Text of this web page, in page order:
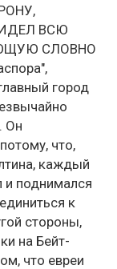
ВСЮ
СЛОВНО
город
Он
что,
каждый
и поднимался
к
стороны,
на Бейт-
что евреи